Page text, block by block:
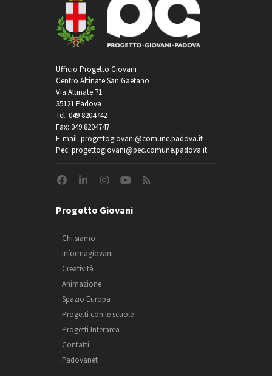
Ufficio Progetto Giovani
Centro Altinate San Gaetano
Via Altinate 71
35121 Padova
Tel: 049 8204742
Fax: 049 8204747
E-mail: progettogiovani@comune.padova.it
Pec: progettogiovani@pec.comune.padova.it
Progetto Giovani
Chi siamo
Informagiovani
Creatività
Animazione
Spazio Europa
Progetti con le scuole
Progetti Interarea
Contatti
Padovanet